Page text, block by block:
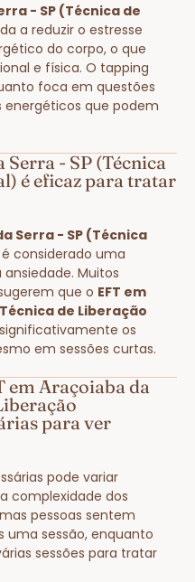
- SP (Técnica de
a reduzir o estresse
do corpo, o que
e física. O tapping
foca em questões
energéticos que podem
- SP (Técnica
é eficaz para tratar
Serra - SP (Técnica
é considerado uma
Muitos
que o EFT em
de Liberação
os
em sessões curtas.
em Araçoiaba da
para ver
pode variar
complexidade dos
pessoas sentem
uma sessão, enquanto
sessões para tratar